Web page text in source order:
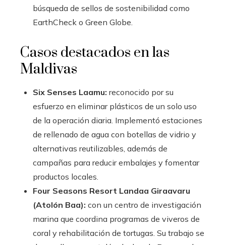
búsqueda de sellos de sostenibilidad como
EarthCheck o Green Globe.
Casos destacados en las
Maldivas
Six Senses Laamu: reconocido por su
esfuerzo en eliminar plásticos de un solo uso
de la operación diaria. Implementó estaciones
de rellenado de agua con botellas de vidrio y
alternativas reutilizables, además de
campañas para reducir embalajes y fomentar
productos locales.
Four Seasons Resort Landaa Giraavaru
(Atolón Baa): con un centro de investigación
marina que coordina programas de viveros de
coral y rehabilitación de tortugas. Su trabajo se